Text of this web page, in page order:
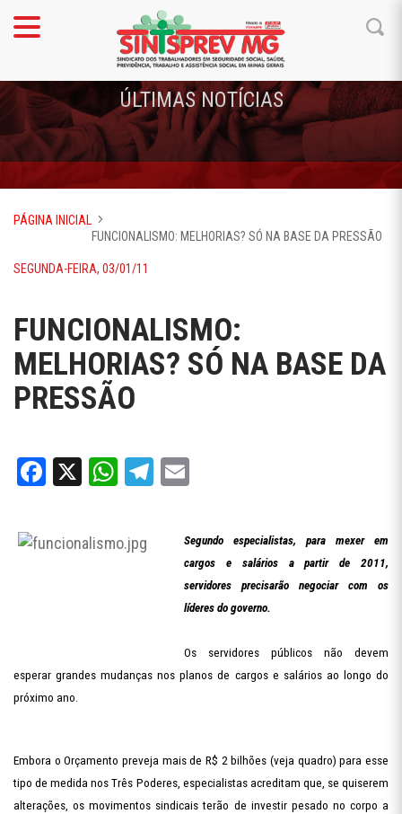
ÚLTIMAS NOTÍCIAS
PÁGINA INICIAL
FUNCIONALISMO: MELHORIAS? SÓ NA BASE DA PRESSÃO
SEGUNDA-FEIRA, 03/01/11
FUNCIONALISMO:
MELHORIAS? SÓ NA BASE DA
PRESSÃO
Facebook
X WhatsApp
Telegram
Segundo especialistas, para mexer em
cargos e salários a partir de 2011,
servidores precisarão negociar com os
líderes do governo.
Os servidores públicos não devem
esperar grandes mudanças nos planos de cargos e salários ao longo do
próximo ano.
Embora o Orçamento preveja mais de R$ 2 bilhões (veja quadro) para esse
tipo de medida nos Três Poderes, especialistas acreditam que, se quiserem
alterações, os movimentos sindicais terão de investir pesado no corpo a